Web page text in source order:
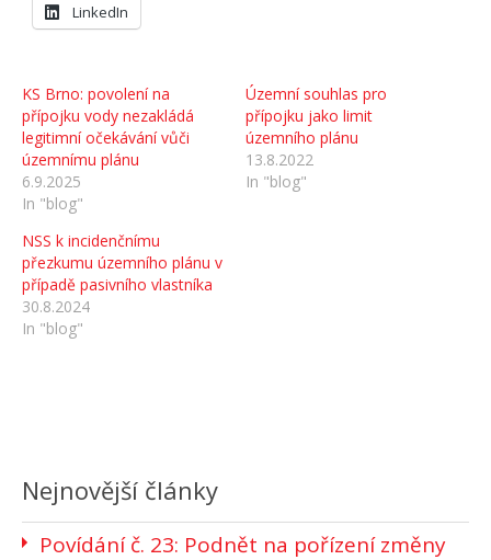
LinkedIn
KS Brno: povolení na
přípojku vody nezakládá
legitimní očekávání vůči
územnímu plánu
6.9.2025
In "blog"
Územní souhlas pro
přípojku jako limit
územního plánu
13.8.2022
In "blog"
NSS k incidenčnímu
přezkumu územního plánu v
případě pasivního vlastníka
30.8.2024
In "blog"
Nejnovější články
Povídání č. 23: Podnět na pořízení změny